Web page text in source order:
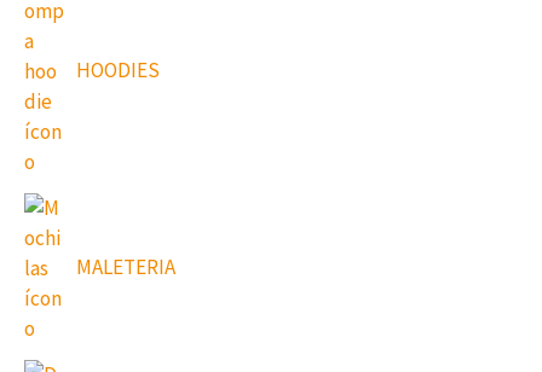
HOODIES
MALETERIA